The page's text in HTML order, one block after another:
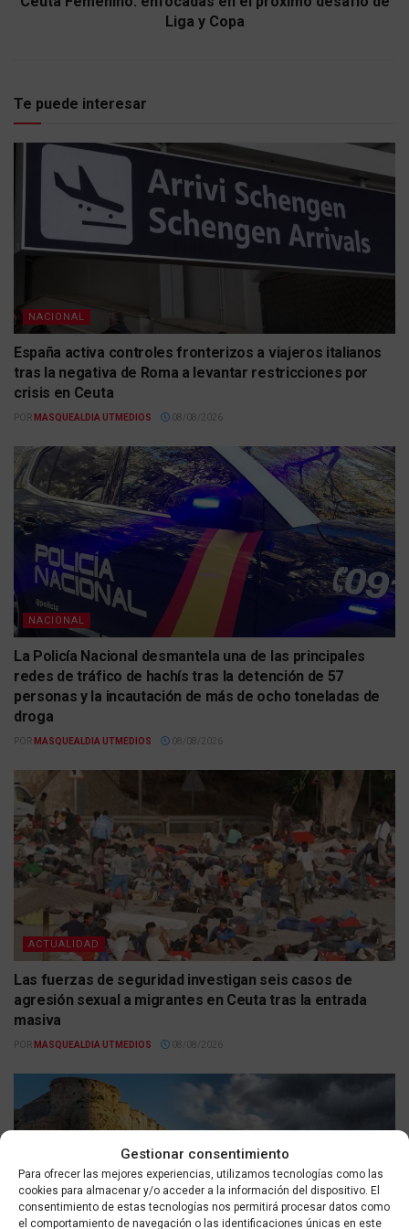
Gestionar consentimiento
Para ofrecer las mejores experiencias, utilizamos tecnologías como las
cookies para almacenar y/o acceder a la información del dispositivo. El
consentimiento de estas tecnologías nos permitirá procesar datos como
el comportamiento de navegación o las identificaciones únicas en este
Liga y Copa
Te puede interesar
NACIONAL
España activa controles fronterizos a viajeros italianos
tras la negativa de Roma a levantar restricciones por
crisis en Ceuta
POR MASQUEALDIA UTMEDIOS 08/08/2026
NACIONAL
La Policía Nacional desmantela una de las principales
redes de tráfico de hachís tras la detención de 57
personas y la incautación de más de ocho toneladas de
droga
POR MASQUEALDIA UTMEDIOS 08/08/2026
ACTUALIDAD
Las fuerzas de seguridad investigan seis casos de
agresión sexual a migrantes en Ceuta tras la entrada
masiva
POR MASQUEALDIA UTMEDIOS 08/08/2026